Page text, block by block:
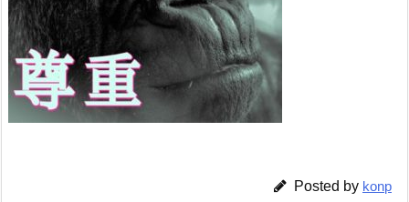
Posted by konp